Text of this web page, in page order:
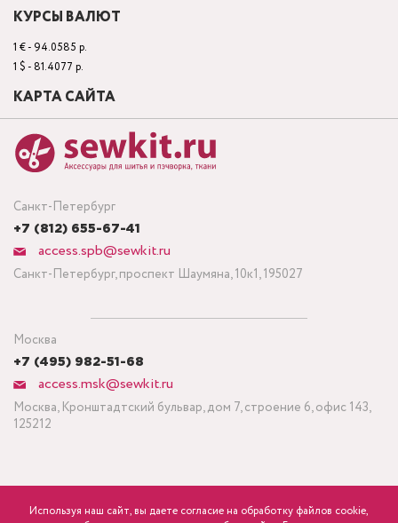
Санкт-Петербург
+7 (812) 655-67-41
access.spb@sewkit.ru
Санкт-Петербург, проспект Шаумяна, 10к1, 195027
Москва
+7 (495) 982-51-68
access.msk@sewkit.ru
Москва, Кронштадтский бульвар, дом 7, строение 6, офис 143,
125212
КУРСЫ ВАЛЮТ
1 € - 94.0585 р.
1 $ - 81.4077 р.
КАРТА САЙТА
ПОДПИСАТЬСЯ НА НОВОСТИ
Используя наш сайт, вы даете согласие на обработку файлов cookie,